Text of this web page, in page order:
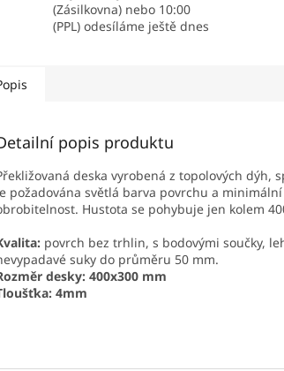
(Zásilkovna) nebo 10:00
(PPL) odesíláme ještě dnes
popis produktu
deska vyrobená z topolových dýh,
požadována světlá barva povrchu a
Hustota se pohybuje jen kolem
povrch bez trhlin, s bodovými součky,
suky do průměru 50 mm.
desky: 400x300 mm
4mm